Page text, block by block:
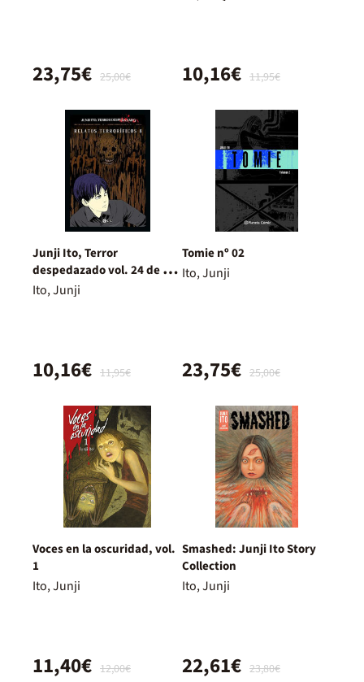
25,00€
23,75€ 11,95€
10,16€
Junji Ito, Terror
despedazado vol. 24 de 28 -
Relatos terroríficos 8
Ito, Junji
11,95€
10,16€
Tomie nº 02
Ito, Junji
25,00€
23,75€
Voces en la oscuridad, vol.
1
Ito, Junji
12,00€
11,40€
Smashed: Junji Ito Story
Collection
Ito, Junji
23,80€
22,61€